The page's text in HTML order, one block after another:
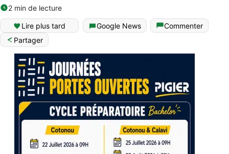
2 min de lecture
Lire plus tard Google News
Commenter
Partager